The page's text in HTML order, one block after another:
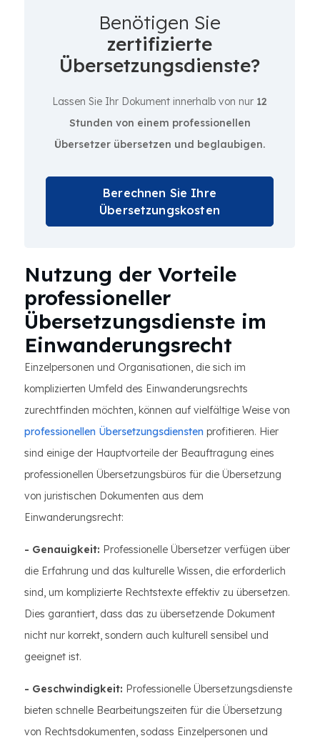
Benötigen Sie
zertifizierte
Übersetzungsdienste?
Lassen Sie Ihr Dokument innerhalb von nur 12
Stunden von einem professionellen
Übersetzer übersetzen und beglaubigen.
Berechnen Sie Ihre
Übersetzungskosten
Nutzung der Vorteile
professioneller
Übersetzungsdienste im
Einwanderungsrecht
Einzelpersonen und Organisationen, die sich im
komplizierten Umfeld des Einwanderungsrechts
zurechtfinden möchten, können auf vielfältige Weise von
professionellen Übersetzungsdiensten profitieren. Hier
sind einige der Hauptvorteile der Beauftragung eines
professionellen Übersetzungsbüros für die Übersetzung
von juristischen Dokumenten aus dem
Einwanderungsrecht:
- Genauigkeit: Professionelle Übersetzer verfügen über
die Erfahrung und das kulturelle Wissen, die erforderlich
sind, um komplizierte Rechtstexte effektiv zu übersetzen.
Dies garantiert, dass das zu übersetzende Dokument
nicht nur korrekt, sondern auch kulturell sensibel und
geeignet ist.
- Geschwindigkeit: Professionelle Übersetzungsdienste
bieten schnelle Bearbeitungszeiten für die Übersetzung
von Rechtsdokumenten, sodass Einzelpersonen und